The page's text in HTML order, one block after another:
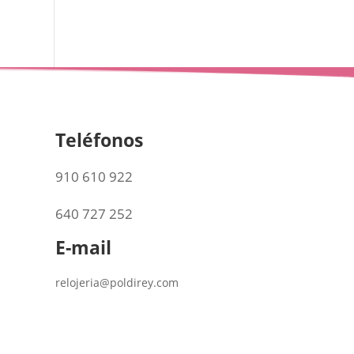
Teléfonos
910 610 922
640 727 252
E-mail
relojeria@poldirey.com